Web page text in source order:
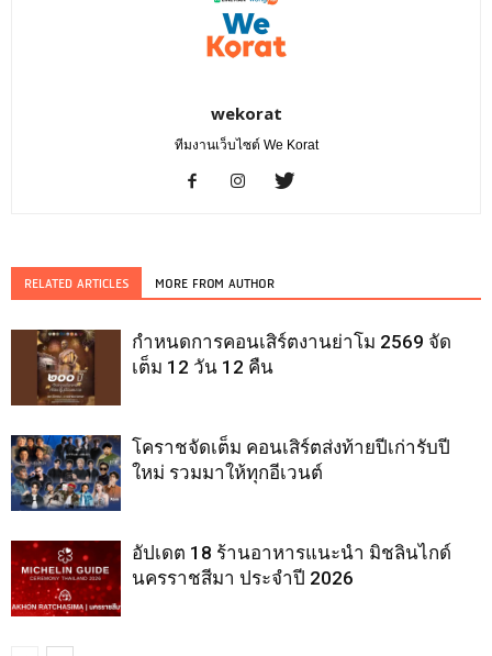
wekorat
ทีมงานเว็บไซต์ We Korat
RELATED ARTICLES MORE FROM AUTHOR
กำหนดการคอนเสิร์ตงานย่าโม 2569 จัด
เต็ม 12 วัน 12 คืน
โคราชจัดเต็ม คอนเสิร์ตส่งท้ายปีเก่ารับปี
ใหม่ รวมมาให้ทุกอีเวนต์
อัปเดต 18 ร้านอาหารแนะนำ มิชลินไกด์
นครราชสีมา ประจำปี 2026